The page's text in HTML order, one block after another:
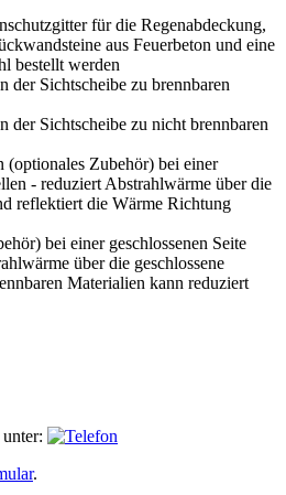
für die Regenabdeckung,
aus Feuerbeton und eine
bestellt werden
der Sichtscheibe zu brennbaren
der Sichtscheibe zu nicht brennbaren
(optionales Zubehör) bei einer
- reduziert Abstrahlwärme über die
reflektiert die Wärme Richtung
bei einer geschlossenen Seite
über die geschlossene
Materialien kann reduziert
.